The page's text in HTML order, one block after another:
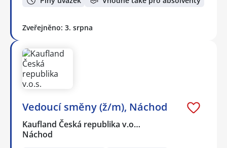
Zveřejněno: 3. srpna
Vedoucí směny (ž/m), Náchod
Kaufland Česká republika v.o…
Náchod